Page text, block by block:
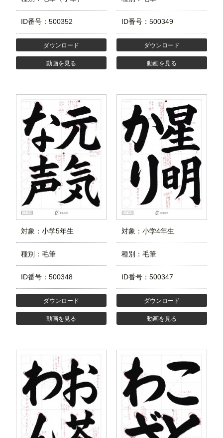
ID番号：500352
ダウンロード
動画を見る
ID番号：500349
ダウンロード
動画を見る
対象：小学5年生
種別：毛筆
ID番号：500348
ダウンロード
動画を見る
対象：小学4年生
種別：毛筆
ID番号：500347
ダウンロード
動画を見る